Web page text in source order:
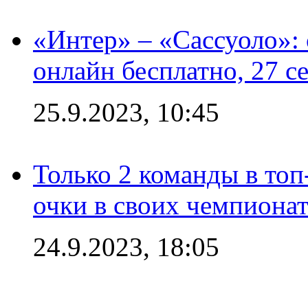
«Интер» –
онлайн бесплатно, 27
25.9.2023, 10:45
Только 2 команды в
очки в своих
24.9.2023, 18:05